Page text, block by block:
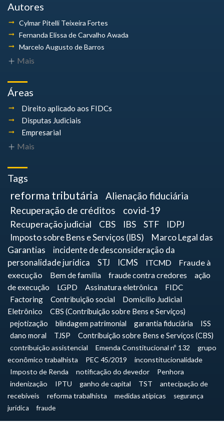
Autores
Cylmar Pitelli Teixeira Fortes
Fernanda Elissa de Carvalho Awada
Marcelo Augusto de Barros
Mais
Áreas
Direito aplicado aos FIDCs
Disputas Judiciais
Empresarial
Mais
Tags
reforma tributária
Alienação fiduciária
Recuperação de créditos
covid-19
Recuperação judicial CBS IBS STF
IDPJ
Imposto sobre Bens e Serviços (IBS)
Marco Legal das
Garantias
incidente de desconsideração da
personalidade jurídica
STJ ICMS ITCMD
Fraude à
execução
Bem de família fraude contra credores
ação
de execução
LGPD Assinatura eletrônica
FIDC
Factoring
Contribuição social
Domicílio Judicial
Eletrônico
CBS (Contribuição sobre Bens e Serviços)
pejotização
blindagem patrimonial garantia fiduciária
ISS
dano moral
TJSP Contribuição sobre Bens e Serviços (CBS)
contribuição assistencial Emenda Constitucional nº 132
grupo
econômico trabalhista
PEC 45/2019
inconstitucionalidade
Imposto de Renda
notificação do devedor
Penhora
indenização
IPTU ganho de capital TST
antecipação de
recebíveis
reforma trabalhista medidas atípicas
segurança
jurídica
fraude